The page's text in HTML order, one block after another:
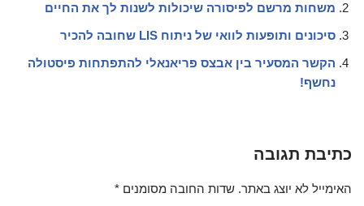
משחות מרשם לפיסורה שיכולות לשנות לך את החיים
סיכונים ותופעות לוואי של ניתוח LIS שחובה להכיר
הקשר המסעיר בין אבצס פריאנאלי להתפתחות פיסטולה
נחשף!
כתיבת תגובה
האימייל לא יוצג באתר. שדות החובה מסומנים *